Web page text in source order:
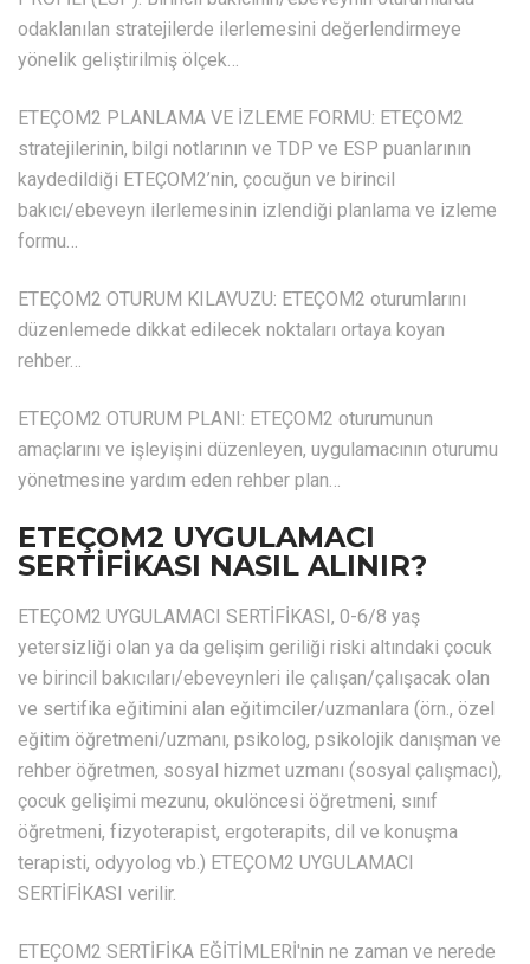
odaklanılan stratejilerde ilerlemesini değerlendirmeye
yönelik geliştirilmiş ölçek…
ETEÇOM2 PLANLAMA VE İZLEME FORMU: ETEÇOM2
stratejilerinin, bilgi notlarının ve TDP ve ESP puanlarının
kaydedildiği ETEÇOM2’nin, çocuğun ve birincil
bakıcı/ebeveyn ilerlemesinin izlendiği planlama ve izleme
formu…
ETEÇOM2 OTURUM KILAVUZU: ETEÇOM2 oturumlarını
düzenlemede dikkat edilecek noktaları ortaya koyan
rehber…
ETEÇOM2 OTURUM PLANI: ETEÇOM2 oturumunun
amaçlarını ve işleyişini düzenleyen, uygulamacının oturumu
yönetmesine yardım eden rehber plan…
ETEÇOM2 UYGULAMACI
SERTİFİKASI NASIL ALINIR?
ETEÇOM2 UYGULAMACI SERTİFİKASI, 0-6/8 yaş
yetersizliği olan ya da gelişim geriliği riski altındaki çocuk
ve birincil bakıcıları/ebeveynleri ile çalışan/çalışacak olan
ve sertifika eğitimini alan eğitimciler/uzmanlara (örn., özel
eğitim öğretmeni/uzmanı, psikolog, psikolojik danışman ve
rehber öğretmen, sosyal hizmet uzmanı (sosyal çalışmacı),
çocuk gelişimi mezunu, okulöncesi öğretmeni, sınıf
öğretmeni, fizyoterapist, ergoterapits, dil ve konuşma
terapisti, odyyolog vb.) ETEÇOM2 UYGULAMACI
SERTİFİKASI verilir.
ETEÇOM2 SERTİFİKA EĞİTİMLERİ'nin ne zaman ve nerede